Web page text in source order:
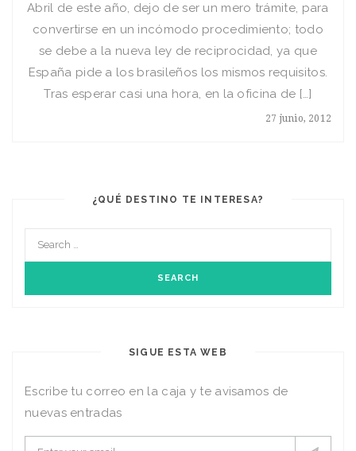
27 junio, 2012
Abril de este año, dejo de ser un mero trámite, para
convertirse en un incómodo procedimiento; todo
se debe a la nueva ley de reciprocidad, ya que
España pide a los brasileños los mismos requisitos.
Tras esperar casi una hora, en la oficina de […]
¿QUÉ DESTINO TE INTERESA?
SIGUE ESTA WEB
Escribe tu correo en la caja y te avisamos de
nuevas entradas